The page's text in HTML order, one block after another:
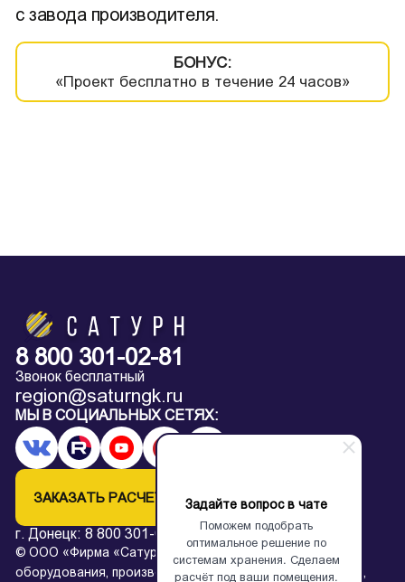
Задайте вопрос в чате
Поможем подобрать
оптимальное решение по
системам хранения. Сделаем
расчёт под ваши помещения.
с завода производителя.
БОНУС:
«Проект бесплатно в течение 24 часов»
8 800 301-02-81
Звонок бесплатный
region@saturngk.ru
МЫ В СОЦИАЛЬНЫХ СЕТЯХ:
ЗАКАЗАТЬ РАСЧЕТ
г. Донецк: 8 800 301-02-81
© ООО «Фирма «Сатурн» — завод архивного
оборудования, производство металлических стеллажей,